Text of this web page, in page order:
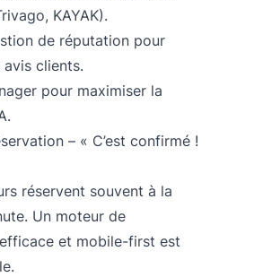
KAYAK).
de réputation pour
clients.
pour maximiser la
– « C’est confirmé !
réservent souvent à la
Un moteur de
et mobile-first est